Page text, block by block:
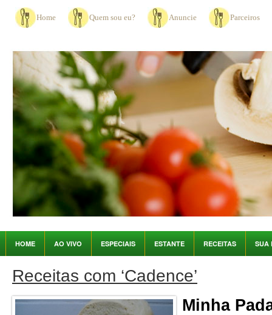
Home Quem sou eu? Anuncie Parceiros
HOME AO VIVO ESPECIAIS ESTANTE RECEITAS SUA
Receitas com ‘Cadence’
Minha